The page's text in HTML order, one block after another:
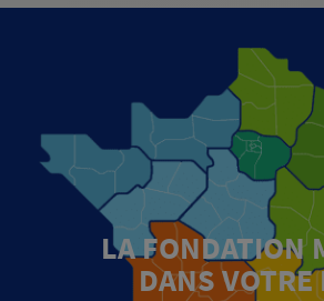
LA FONDATION
DANS VOTRE